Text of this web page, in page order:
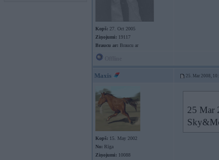
Kopš: 27. Oct 2005
Ziņojumi: 19117
Braucu ar: Braucu ar
Maxis 25. Mar 2008,
Kopš: 15. May 2002
No: Rīga
Ziņojumi: 10088
25 Mar